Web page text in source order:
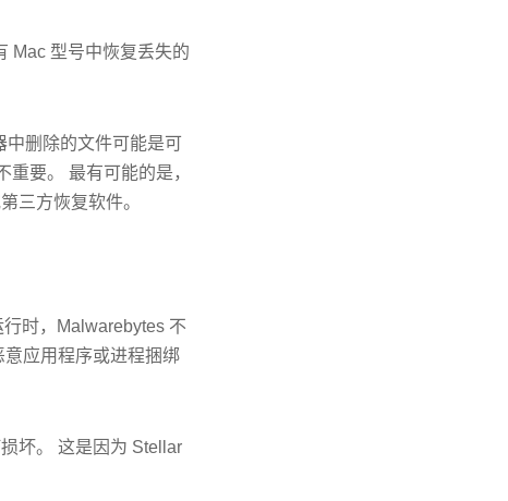
Mac 型号中恢复丢失的
中删除的文件可能是可
要。 最有可能的是，
三方恢复软件。
时，Malwarebytes 不
应用程序或进程捆绑
坏。 这是因为 Stellar